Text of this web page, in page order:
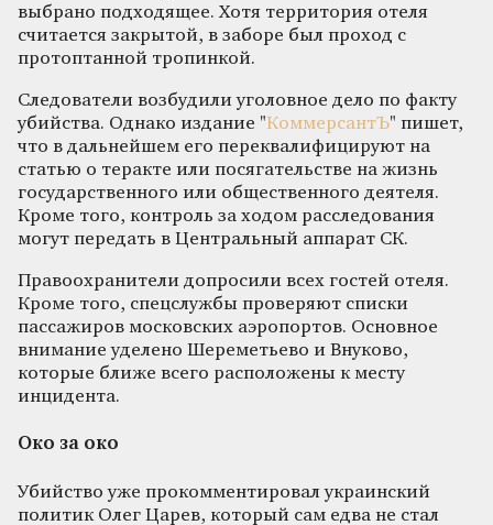
выбрано подходящее. Хотя территория отеля
считается закрытой, в заборе был проход с
протоптанной тропинкой.
Следователи возбудили уголовное дело по факту
убийства. Однако издание "КоммерсантЪ" пишет,
что в дальнейшем его переквалифицируют на
статью о теракте или посягательстве на жизнь
государственного или общественного деятеля.
Кроме того, контроль за ходом расследования
могут передать в Центральный аппарат СК.
Правоохранители допросили всех гостей отеля.
Кроме того, спецслужбы проверяют списки
пассажиров московских аэропортов. Основное
внимание уделено Шереметьево и Внуково,
которые ближе всего расположены к месту
инцидента.
Око за око
Убийство уже прокомментировал украинский
политик Олег Царев, который сам едва не стал